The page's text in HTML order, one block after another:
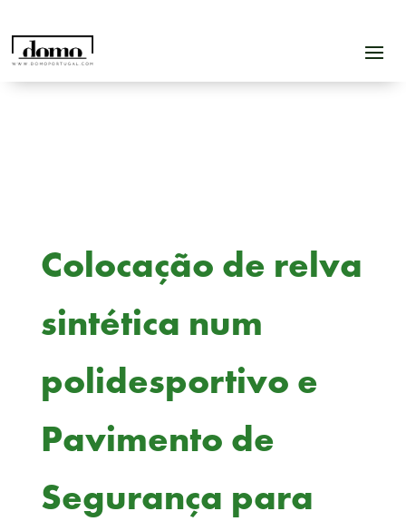
Colocação de relva
sintética num
polidesportivo e
Pavimento de
Segurança para